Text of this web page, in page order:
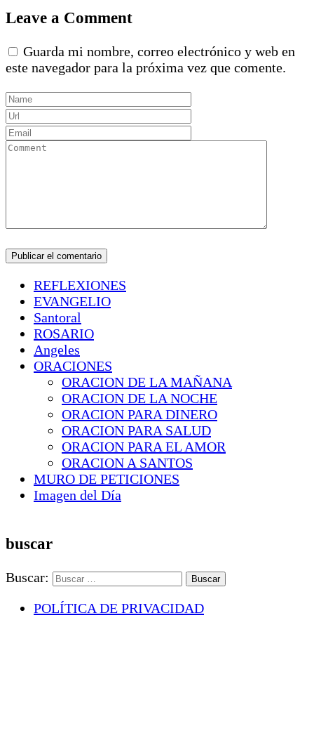
Leave a Comment
Guarda mi nombre, correo electrónico y web en
este navegador para la próxima vez que comente.
REFLEXIONES
EVANGELIO
Santoral
ROSARIO
Angeles
ORACIONES
ORACION DE LA MAÑANA
ORACION DE LA NOCHE
ORACION PARA DINERO
ORACION PARA SALUD
ORACION PARA EL AMOR
ORACION A SANTOS
MURO DE PETICIONES
Imagen del Día
buscar
Buscar:
POLÍTICA DE PRIVACIDAD